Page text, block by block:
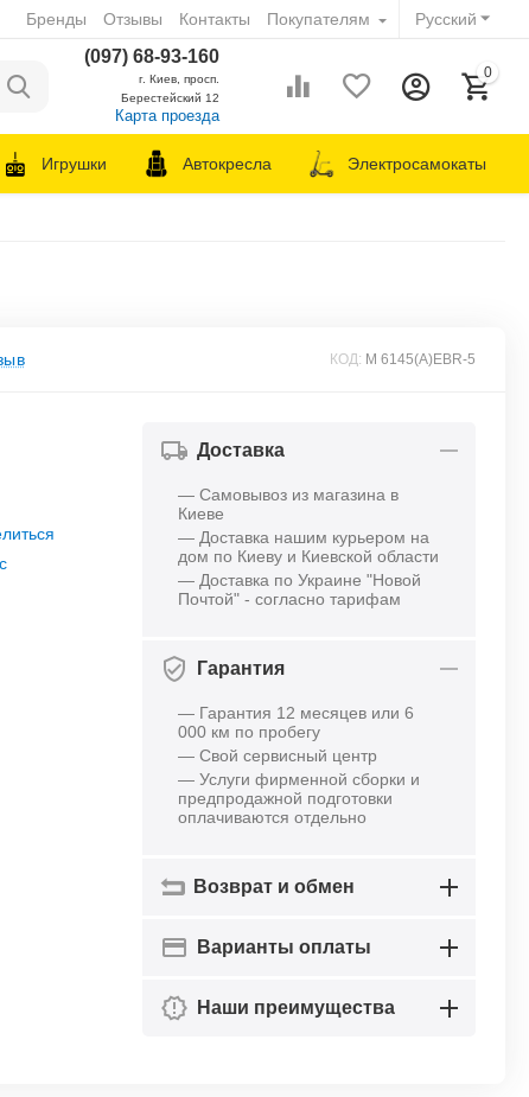
Русский
Бренды Отзывы Контакты Покупателям
(097) 68-93-160
г. Киев, просп.
Берестейский 12
Карта проезда
0
Игрушки Автокресла Электросамокаты
КОД: M 6145(A)EBR-5
Доставка
— Самовывоз из магазина в
Киеве
— Доставка нашим курьером на
дом по Киеву и Киевской области
— Доставка по Украине "Новой
Почтой" - согласно тарифам
Гарантия
— Гарантия 12 месяцев или 6
000 км по пробегу
— Свой сервисный центр
— Услуги фирменной сборки и
предпродажной подготовки
оплачиваются отдельно
Возврат и обмен
Варианты оплаты
Наши преимущества